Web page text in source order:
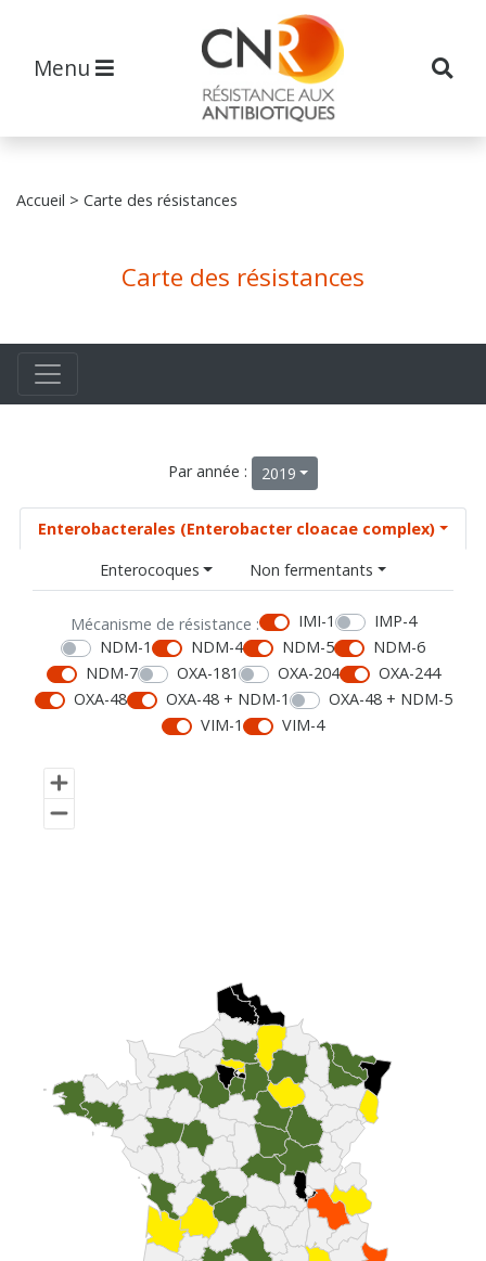
Menu
Accueil > Carte des résistances
Carte des résistances
Par année : 2019
Enterobacterales (Enterobacter cloacae complex)
Enterocoques
Non fermentants
Mécanisme de résistance : IMI-1
IMP-4
NDM-1
NDM-4 NDM-5
NDM-6
NDM-7
OXA-181 OXA-204
OXA-244
OXA-48
OXA-48 + NDM-1
OXA-48 + NDM-5
VIM-1
VIM-4